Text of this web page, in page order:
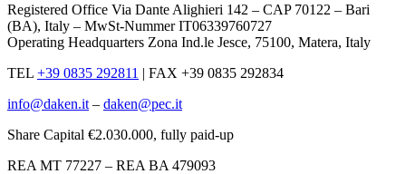
Registered Office Via Dante Alighieri 142 – CAP 70122 – Bari
(BA), Italy – MwSt-Nummer IT06339760727
Operating Headquarters Zona Ind.le Jesce, 75100, Matera, Italy
TEL +39 0835 292811 | FAX +39 0835 292834
info@daken.it – daken@pec.it
Share Capital €2.030.000, fully paid-up
REA MT 77227 – REA BA 479093